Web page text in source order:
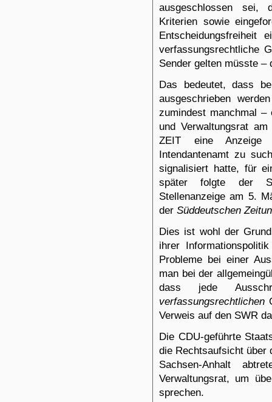
ausgeschlossen sei,
Kriterien sowie
Entscheidungsfreiheit
verfassungsrechtliche
Sender gelten müsste –
Das bedeutet, dass
ausgeschrieben
zumindest manchmal –
und Verwaltungsrat
ZEIT eine
Intendantenamt zu
signalisiert hatte, für
später folgte der
Stellenanzeige am 5.
der Süddeutschen
Dies ist wohl der
ihrer
Probleme bei einer
man bei der
dass jede
verfassungsrechtlichen
Verweis auf den SWR
Die CDU-geführte
die Rechtsaufsicht über
Sachsen-Anhalt
Verwaltungsrat, um
sprechen.